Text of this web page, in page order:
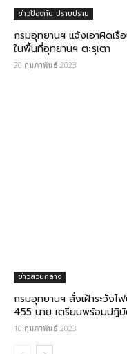
ข่าวป้องกัน ปราบปราม
กรมอุทยานฯ แจ้งเอาผิดเ
ในพื้นที่อุทยานฯ ตะรุเตา
20 กุมภาพันธ์ 2023
ข่าวส่วนกลาง
กรมอุทยานฯ สั่งเฝ้าระวังไ
455 นาย เตรียมพร้อมปฏิ
10 กุมภาพันธ์ 2023